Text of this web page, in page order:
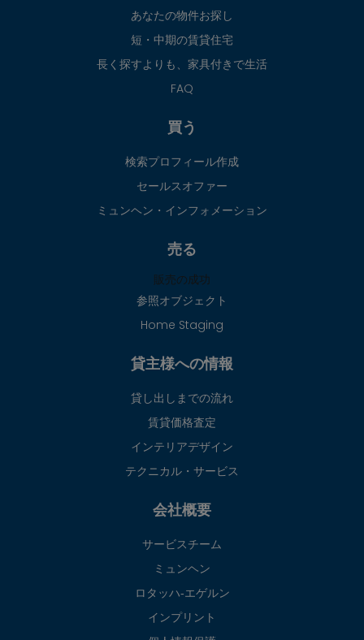
あなたの物件お探し
短・中期の賃貸住宅
長く探すよりも、家具付きで生活
FAQ
買う
検索プロフィール作成
セールスオファー
ミュンヘン・インフォメーション
売る
販売の成功
参照オブジェクト
Home Staging
貸主様への情報
貸し出しまでの流れ
賃貸価格査定
インテリアデザイン
テクニカル・サービス
会社概要
サービスチーム
ミュンヘン
ロタッハ‐エゲルン
インプリント